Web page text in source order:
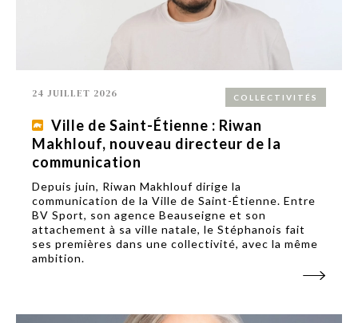
COLLECTIVITÉS
24 JUILLET 2026
Ville de Saint-Étienne : Riwan
Makhlouf, nouveau directeur de la
communication
Depuis juin, Riwan Makhlouf dirige la
communication de la Ville de Saint-Étienne. Entre
BV Sport, son agence Beauseigne et son
attachement à sa ville natale, le Stéphanois fait
ses premières dans une collectivité, avec la même
ambition.